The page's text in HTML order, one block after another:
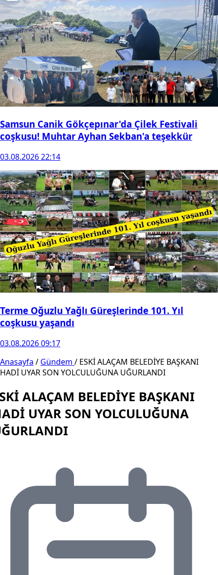
Samsun Canik Gökçepınar'da Çilek Festivali
coşkusu! Muhtar Ayhan Sekban'a teşekkür
03.08.2026 22:14
Terme Oğuzlu Yağlı Güreşlerinde 101. Yıl
coşkusu yaşandı
03.08.2026 09:17
Anasayfa / Gündem / ESKİ ALAÇAM BELEDİYE BAŞKANI
HADİ UYAR SON YOLCULUĞUNA UĞURLANDI
ALAÇAM BELEDİYE BAŞKANI
UYAR SON YOLCULUĞUNA